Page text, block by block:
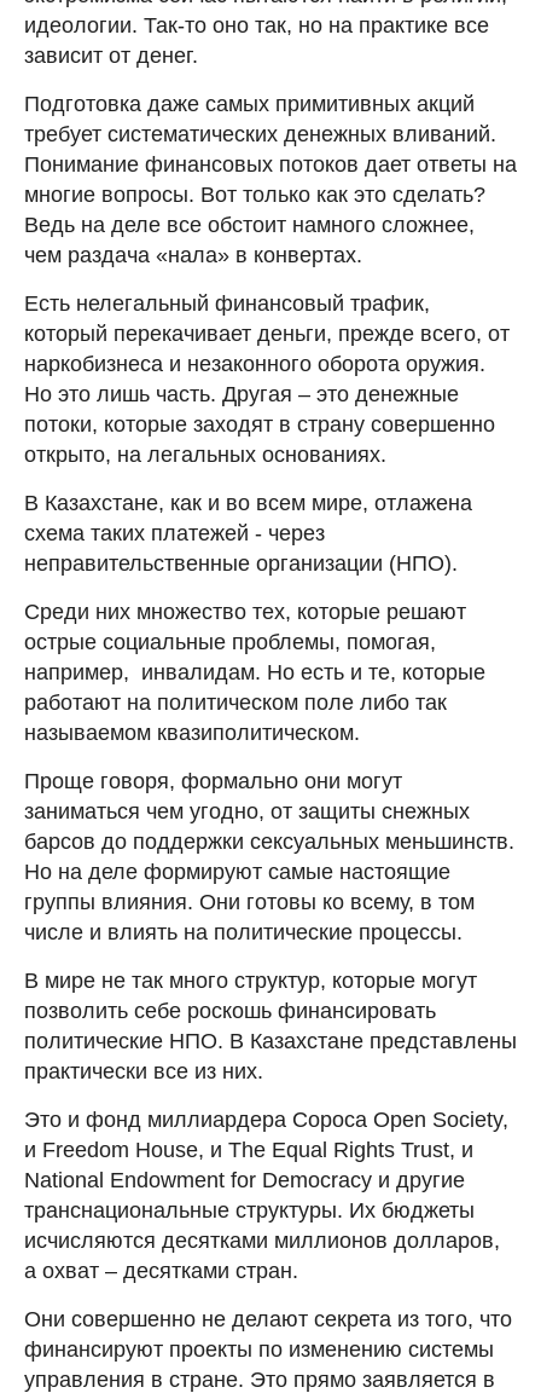
идеологии. Так-то оно так, но на практике все
зависит от денег.
Подготовка даже самых примитивных акций
требует систематических денежных вливаний.
Понимание финансовых потоков дает ответы на
многие вопросы. Вот только как это сделать?
Ведь на деле все обстоит намного сложнее,
чем раздача «нала» в конвертах.
Есть нелегальный финансовый трафик,
который перекачивает деньги, прежде всего, от
наркобизнеса и незаконного оборота оружия.
Но это лишь часть. Другая – это денежные
потоки, которые заходят в страну совершенно
открыто, на легальных основаниях.
В Казахстане, как и во всем мире, отлажена
схема таких платежей - через
неправительственные организации (НПО).
Среди них множество тех, которые решают
острые социальные проблемы, помогая,
например, инвалидам. Но есть и те, которые
работают на политическом поле либо так
называемом квазиполитическом.
Проще говоря, формально они могут
заниматься чем угодно, от защиты снежных
барсов до поддержки сексуальных меньшинств.
Но на деле формируют самые настоящие
группы влияния. Они готовы ко всему, в том
числе и влиять на политические процессы.
В мире не так много структур, которые могут
позволить себе роскошь финансировать
политические НПО. В Казахстане представлены
практически все из них.
Это и фонд миллиардера Сороса Open Society,
и Freedom House, и The Equal Rights Trust, и
National Endowment for Democracy и другие
транснациональные структуры. Их бюджеты
исчисляются десятками миллионов долларов,
а охват – десятками стран.
Они совершенно не делают секрета из того, что
финансируют проекты по изменению системы
управления в стране. Это прямо заявляется в